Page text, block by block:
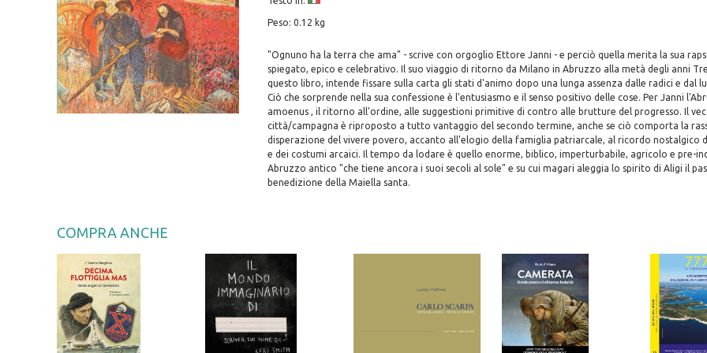
Peso: 0.12 kg
"Ognuno ha la terra che ama" - scrive con orgoglio Ettore Janni - e perciò quella merita la sua
spiegato, epico e celebrativo. Il suo viaggio di ritorno da Milano in Abruzzo alla metà degli anni
questo libro, intende fissare sulla carta gli stati d'animo dopo una lunga assenza dalle radici e dal
Ciò che sorprende nella sua confessione è l'entusiasmo e il senso positivo delle cose. Per Janni
amoenus , il ritorno all'ordine, alle suggestioni primitive di contro alle brutture del progresso. Il
città/campagna è riproposto a tutto vantaggio del secondo termine, anche se ciò comporta la
disperazione del vivere povero, accanto all'elogio della famiglia patriarcale, al ricordo nostalgico
e dei costumi arcaici. Il tempo da lodare è quello enorme, biblico, imperturbabile, agricolo e pre-
Abruzzo antico "che tiene ancora i suoi secoli al sole" e su cui magari aleggia lo spirito di Aligi il
benedizione della Maiella santa.
COMPRA ANCHE